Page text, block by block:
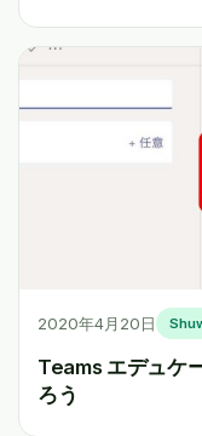
2020年4月20日
Teams エデュケ
ろう